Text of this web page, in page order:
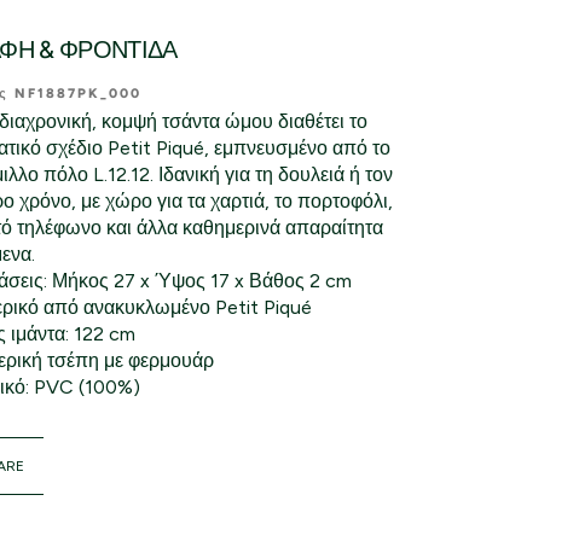
& ΦΡΟΝΤΊΔΑ
NF1887PK_000
κομψή τσάντα ώμου διαθέτει το
σχέδιο Petit Piqué, εμπνευσμένο από το
πόλο L.12.12. Ιδανική για τη δουλειά ή τον
χρόνο, με χώρο για τα χαρτιά, το πορτοφόλι,
τηλέφωνο και άλλα καθημερινά απαραίτητα
Μήκος 27 x Ύψος 17 x Βάθος 2 cm
από ανακυκλωμένο Petit Piqué
122 cm
τσέπη με φερμουάρ
PVC (100%)